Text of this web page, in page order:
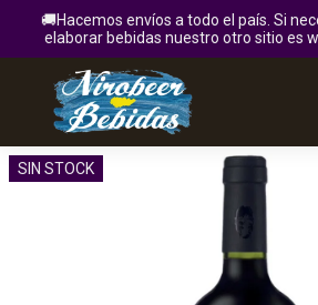
🚚Hacemos envíos a todo el país. Si
elaborar bebidas nuestro otro sitio es
SIN STOCK